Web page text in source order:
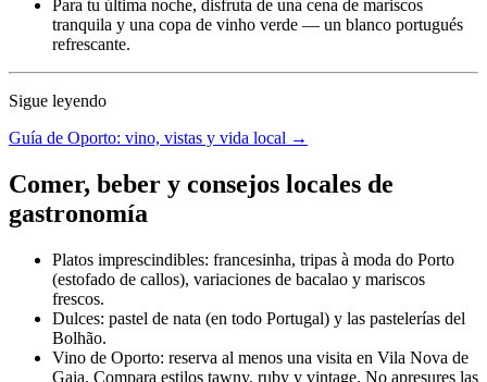
Para tu última noche, disfruta de una cena de mariscos
tranquila y una copa de vinho verde — un blanco portugués
refrescante.
Sigue leyendo
Guía de Oporto: vino, vistas y vida local →
Comer, beber y consejos locales de
gastronomía
Platos imprescindibles: francesinha, tripas à moda do Porto
(estofado de callos), variaciones de bacalao y mariscos
frescos.
Dulces: pastel de nata (en todo Portugal) y las pastelerías del
Bolhão.
Vino de Oporto: reserva al menos una visita en Vila Nova de
Gaia. Compara estilos tawny, ruby y vintage. No apresures las